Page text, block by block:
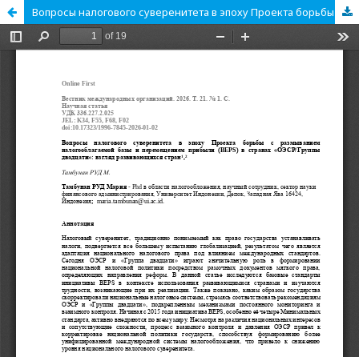
Вопросы налогового суверенитета в эпоху Проекта борьбы с размыванием налогооблагаемой базы и перемещением прибыли (BEPS) в странах «ОЭСР/Группы двадцати»: взгляд развивающихся стран